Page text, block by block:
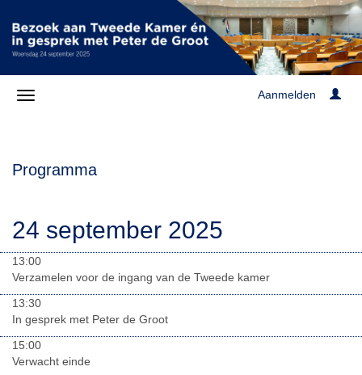
Aanmelden
Programma
24 september 2025
13:00
Verzamelen voor de ingang van de Tweede kamer
13:30
In gesprek met Peter de Groot
15:00
Verwacht einde